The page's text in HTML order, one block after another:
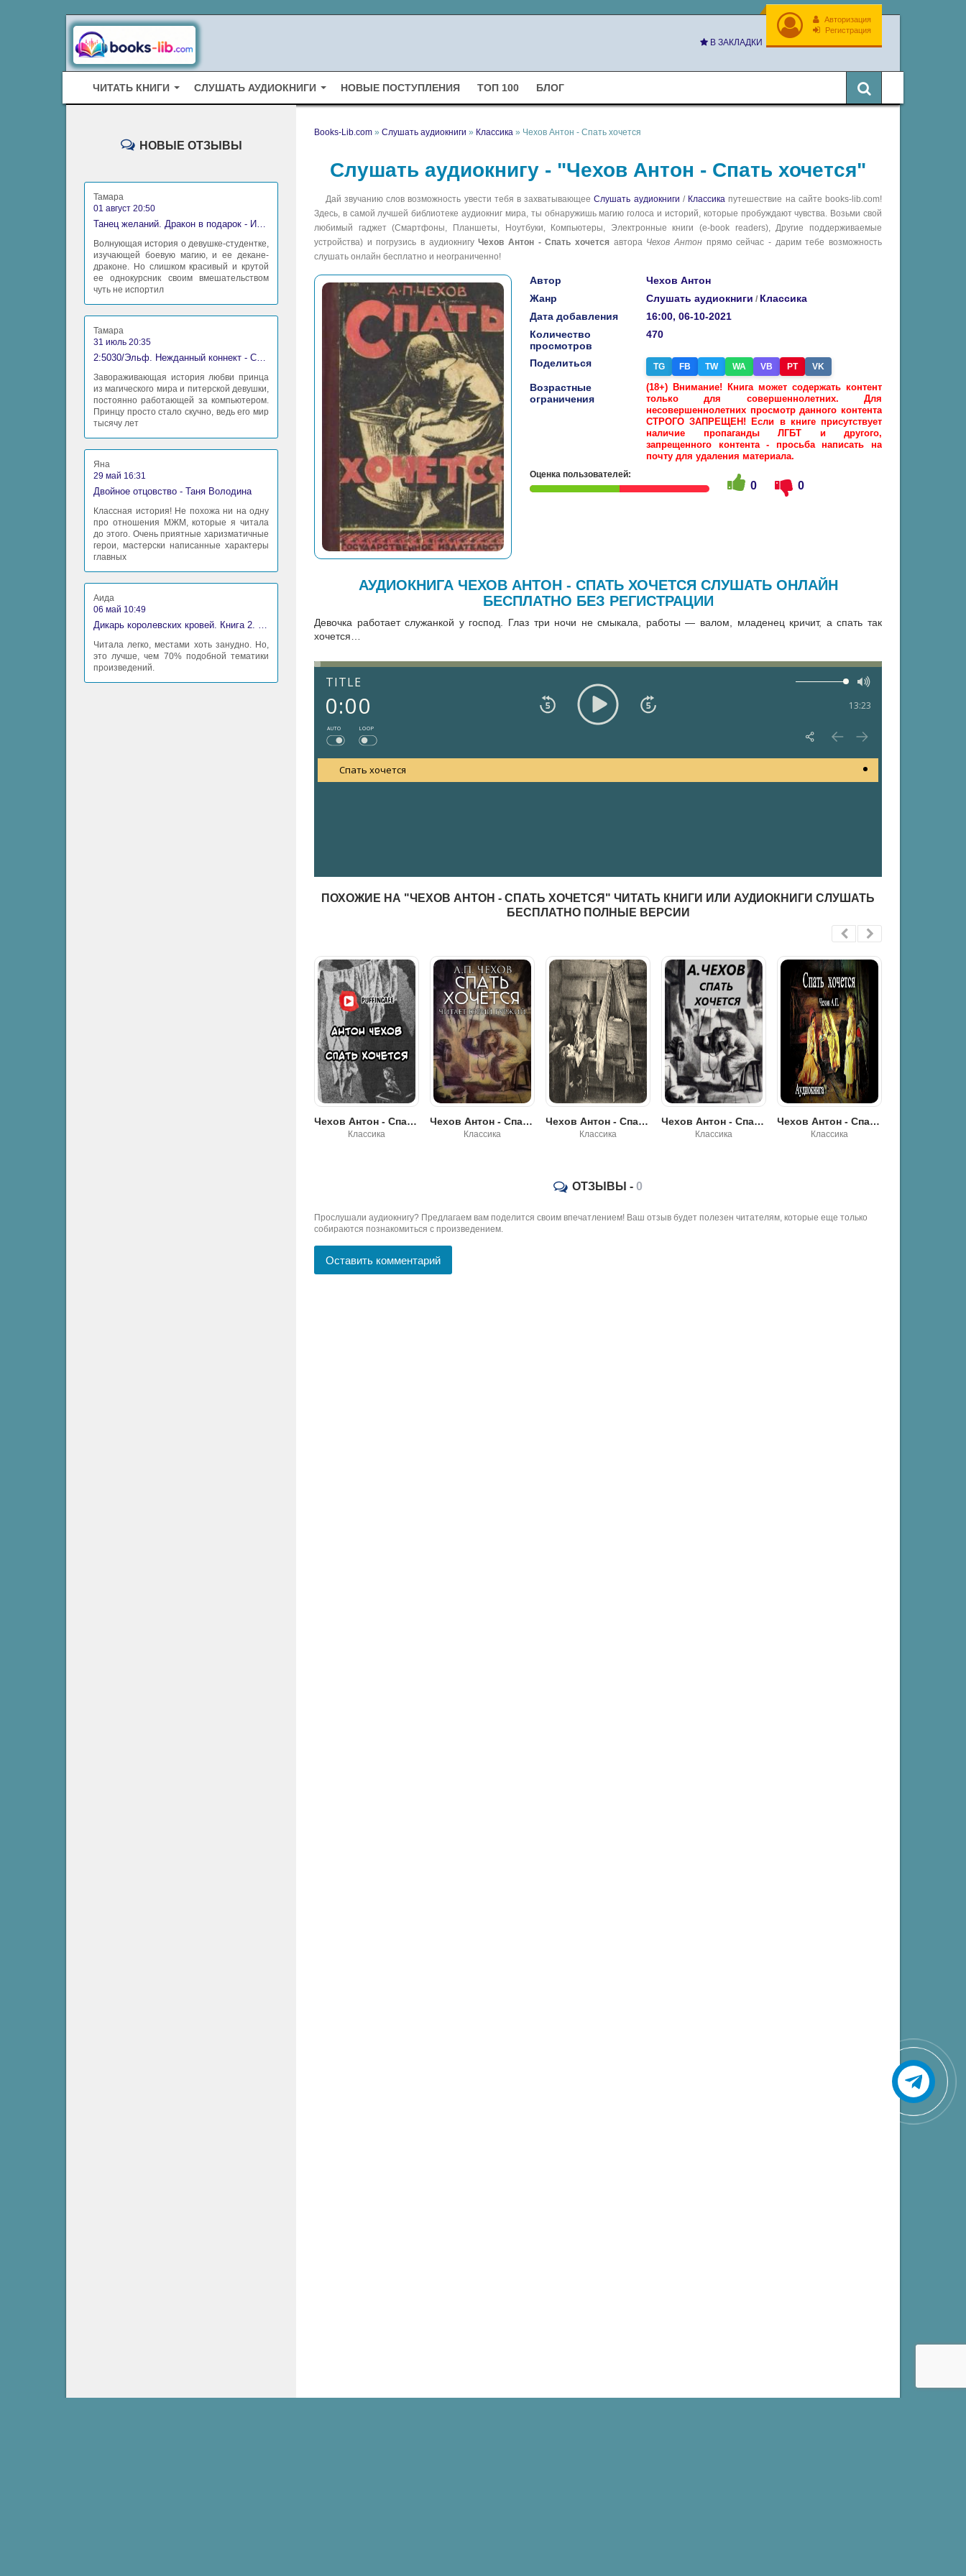
Авторизация
Регистрация
В ЗАКЛАДКИ
ЧИТАТЬ КНИГИ СЛУШАТЬ АУДИОКНИГИ НОВЫЕ ПОСТУПЛЕНИЯ ТОП 100 БЛОГ
Books-Lib.com » Слушать аудиокниги » Классика » Чехов Антон - Спать хочется
Слушать аудиокнигу - "Чехов Антон - Спать хочется"
Дай звучанию слов возможность увести тебя в захватывающееСлушать аудиокниги / Классика путешествие на сайте books-lib.com!
Здесь, в самой лучшей библиотеке аудиокниг мира, ты обнаружишь магию голоса и историй, которые пробуждают чувства. Возьми свой
любимый гаджет (Смартфоны, Планшеты, Ноутбуки, Компьютеры, Электронные книги (e-book readers), Другие поддерживаемые
устройства) и погрузись в аудиокнигуЧехов Антон - Спать хочется автора Чехов Антон прямо сейчас - дарим тебе возможность
слушать онлайн бесплатно и неограниченно!
Автор
Чехов Антон
Жанр
Слушать аудиокниги / Классика
Дата добавления
16:00, 06-10-2021
Количество
просмотров
470
Поделиться TG FB TW WA VB PT VK
Возрастные
ограничения
(18+) Внимание! Книга может содержать контент
только для совершеннолетних. Для
несовершеннолетних просмотр данного контента
СТРОГО ЗАПРЕЩЕН! Если в книге присутствует
наличие пропаганды ЛГБТ и другого,
запрещенного контента - просьба написать на
почту для удаления материала.
Оценка пользователей:
0 0
АУДИОКНИГА ЧЕХОВ АНТОН - СПАТЬ ХОЧЕТСЯ СЛУШАТЬ ОНЛАЙН
БЕСПЛАТНО БЕЗ РЕГИСТРАЦИИ
Девочка работает служанкой у господ. Глаз три ночи не смыкала, работы — валом, младенец кричит, а спать так
хочется…
TITLE
0:00 13:23
AUTO LOOP
Спать хочется
ПОХОЖИЕ НА "ЧЕХОВ АНТОН - СПАТЬ ХОЧЕТСЯ" ЧИТАТЬ КНИГИ ИЛИ АУДИОКНИГИ СЛУШАТЬ
БЕСПЛАТНО ПОЛНЫЕ ВЕРСИИ
Чехов Антон - Спать хочется
Классика
Чехов Антон - Спать хочется
Классика
Чехов Антон - Спать хочется
Классика
Чехов Антон - Спать хочется
Классика
Чехов Антон - Спать хочется
Классика
ОТЗЫВЫ - 0
Прослушали аудиокнигу? Предлагаем вам поделится своим впечатлением! Ваш отзыв будет полезен читателям, которые еще только
собираются познакомиться с произведением.
Оставить комментарий
НОВЫЕ ОТЗЫВЫ
Тамара
01 август 20:50
Танец желаний. Дракон в подарок - Ирина Алексеева
Волнующая история о девушке-студентке,
изучающей боевую магию, и ее декане-
драконе. Но слишком красивый и крутой
ее однокурсник своим вмешательством
чуть не испортил
Тамара
31 июль 20:35
2:5030/Эльф. Нежданный коннект - Станислав Миков
Завораживающая история любви принца
из магического мира и питерской девушки,
постоянно работающей за компьютером.
Принцу просто стало скучно, ведь его мир
тысячу лет
Яна
29 май 16:31
Двойное отцовство - Таня Володина
Классная история! Не похожа ни на одну
про отношения МЖМ, которые я читала
до этого. Очень приятные харизматичные
герои, мастерски написанные характеры
главных
Аида
06 май 10:49
Дикарь королевских кровей. Книга 2. Леди-фаворитка - Анна Сергеевна Гаврилова
Читала легко, местами хоть занудно. Но,
это лучше, чем 70% подобной тематики
произведений.